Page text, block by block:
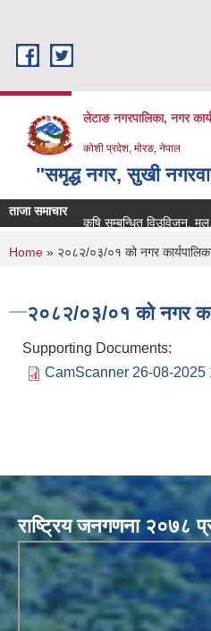
लेटाङ नगरपालिका, नगर
कोशी प्रदेश, मोरङ, नेपाल
"समृद्ध नगर, सुखी
ताजा समाचार
कृषि सम्बन्धित विउविजन, मल,
You are here
Home » २०८२/०३/०१ को नगर
२०८२/०३/०१ को नगर
Supporting Documents:
CamScanner 26-08-2025
राष्ट्रिय जनगणना २०७८